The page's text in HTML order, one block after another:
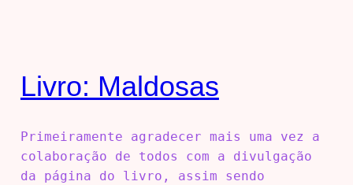
Livro: Maldosas
Primeiramente agradecer mais uma vez a
colaboração de todos com a divulgação
da página do livro, assim sendo